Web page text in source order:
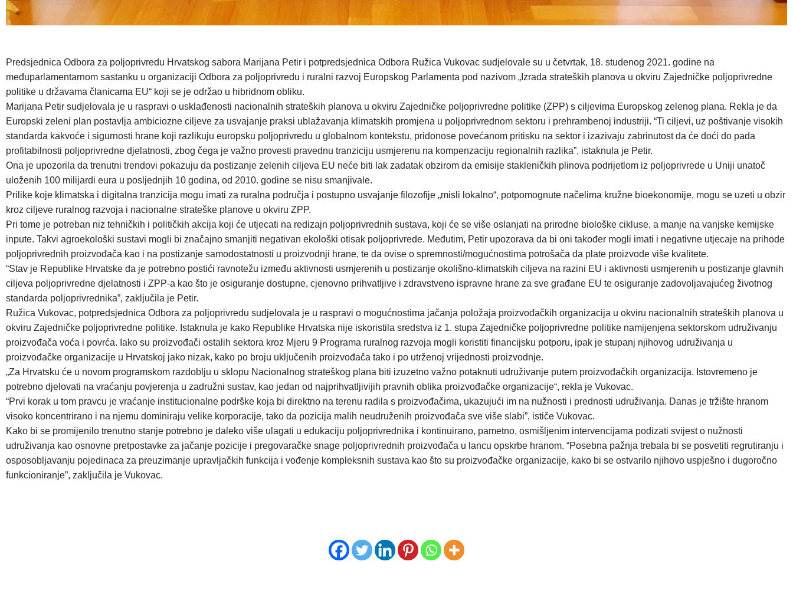
Predsjednica Odbora za poljoprivredu Hrvatskog sabora Marijana Petir i potpredsjednica Odbora Ružica Vukovac sudjelovale su u četvrtak, 18. studenog 2021. godine na
međuparlamentarnom sastanku u organizaciji Odbora za poljoprivredu i ruralni razvoj Europskog Parlamenta pod nazivom „Izrada strateških planova u okviru Zajedničke poljoprivredne
politike u državama članicama EU“ koji se je održao u hibridnom obliku.
Marijana Petir sudjelovala je u raspravi o usklađenosti nacionalnih strateških planova u okviru Zajedničke poljoprivredne politike (ZPP) s ciljevima Europskog zelenog plana. Rekla je da
Europski zeleni plan postavlja ambiciozne ciljeve za usvajanje praksi ublažavanja klimatskih promjena u poljoprivrednom sektoru i prehrambenoj industriji. “Ti ciljevi, uz poštivanje visokih
standarda kakvoće i sigurnosti hrane koji razlikuju europsku poljoprivredu u globalnom kontekstu, pridonose povećanom pritisku na sektor i izazivaju zabrinutost da će doći do pada
profitabilnosti poljoprivredne djelatnosti, zbog čega je važno provesti pravednu tranziciju usmjerenu na kompenzaciju regionalnih razlika”, istaknula je Petir.
Ona je upozorila da trenutni trendovi pokazuju da postizanje zelenih ciljeva EU neće biti lak zadatak obzirom da emisije stakleničkih plinova podrijetlom iz poljoprivrede u Uniji unatoč
uloženih 100 milijardi eura u posljednjih 10 godina, od 2010. godine se nisu smanjivale.
Prilike koje klimatska i digitalna tranzicija mogu imati za ruralna područja i postupno usvajanje filozofije „misli lokalno“, potpomognute načelima kružne bioekonomije, mogu se uzeti u obzir
kroz ciljeve ruralnog razvoja i nacionalne strateške planove u okviru ZPP.
Pri tome je potreban niz tehničkih i političkih akcija koji će utjecati na redizajn poljoprivrednih sustava, koji će se više oslanjati na prirodne biološke cikluse, a manje na vanjske kemijske
inpute. Takvi agroekološki sustavi mogli bi značajno smanjiti negativan ekološki otisak poljoprivrede. Međutim, Petir upozorava da bi oni također mogli imati i negativne utjecaje na prihode
poljoprivrednih proizvođača kao i na postizanje samodostatnosti u proizvodnji hrane, te da ovise o spremnosti/mogućnostima potrošača da plate proizvode više kvalitete.
“Stav je Republike Hrvatske da je potrebno postići ravnotežu između aktivnosti usmjerenih u postizanje okolišno-klimatskih ciljeva na razini EU i aktivnosti usmjerenih u postizanje glavnih
ciljeva poljoprivredne djelatnosti i ZPP-a kao što je osiguranje dostupne, cjenovno prihvatljive i zdravstveno ispravne hrane za sve građane EU te osiguranje zadovoljavajućeg životnog
standarda poljoprivrednika”, zaključila je Petir.
Ružica Vukovac, potpredsjednica Odbora za poljoprivredu sudjelovala je u raspravi o mogućnostima jačanja položaja proizvođačkih organizacija u okviru nacionalnih strateških planova u
okviru Zajedničke poljoprivredne politike. Istaknula je kako Republike Hrvatska nije iskoristila sredstva iz 1. stupa Zajedničke poljoprivredne politike namijenjena sektorskom udruživanju
proizvođača voća i povrća. Iako su proizvođači ostalih sektora kroz Mjeru 9 Programa ruralnog razvoja mogli koristiti financijsku potporu, ipak je stupanj njihovog udruživanja u
proizvođačke organizacije u Hrvatskoj jako nizak, kako po broju uključenih proizvođača tako i po utrženoj vrijednosti proizvodnje.
„Za Hrvatsku će u novom programskom razdoblju u sklopu Nacionalnog strateškog plana biti izuzetno važno potaknuti udruživanje putem proizvođačkih organizacija. Istovremeno je
potrebno djelovati na vraćanju povjerenja u zadružni sustav, kao jedan od najprihvatljivijih pravnih oblika proizvođačke organizacije“, rekla je Vukovac.
“Prvi korak u tom pravcu je vraćanje institucionalne podrške koja bi direktno na terenu radila s proizvođačima, ukazujući im na nužnosti i prednosti udruživanja. Danas je tržište hranom
visoko koncentrirano i na njemu dominiraju velike korporacije, tako da pozicija malih neudruženih proizvođača sve više slabi”, ističe Vukovac.
Kako bi se promijenilo trenutno stanje potrebno je daleko više ulagati u edukaciju poljoprivrednika i kontinuirano, pametno, osmišljenim intervencijama podizati svijest o nužnosti
udruživanja kao osnovne pretpostavke za jačanje pozicije i pregovaračke snage poljoprivrednih proizvođača u lancu opskrbe hranom. “Posebna pažnja trebala bi se posvetiti regrutiranju i
osposobljavanju pojedinaca za preuzimanje upravljačkih funkcija i vođenje kompleksnih sustava kao što su proizvođačke organizacije, kako bi se ostvarilo njihovo uspješno i dugoročno
funkcioniranje”, zaključila je Vukovac.